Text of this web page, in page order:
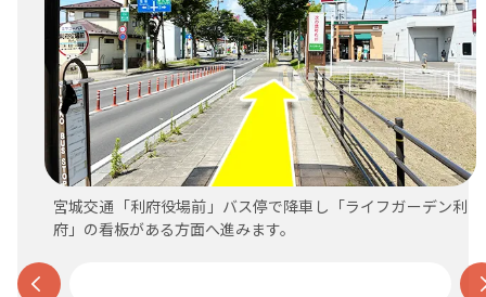
宮城交通「利府役場前」バス停で降車し「ライフガーデン利
府」の看板がある方面へ進みます。